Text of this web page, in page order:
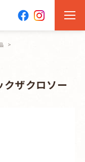
ザクロソー